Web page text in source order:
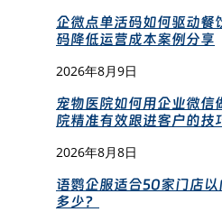
企微点单活码如何驱动餐
码降低运营成本案例分享
2026年8月9日
宠物医院如何用企业微信
院精准有效跟进客户的技
2026年8月8日
语鹦企服适合50家门店
多少？